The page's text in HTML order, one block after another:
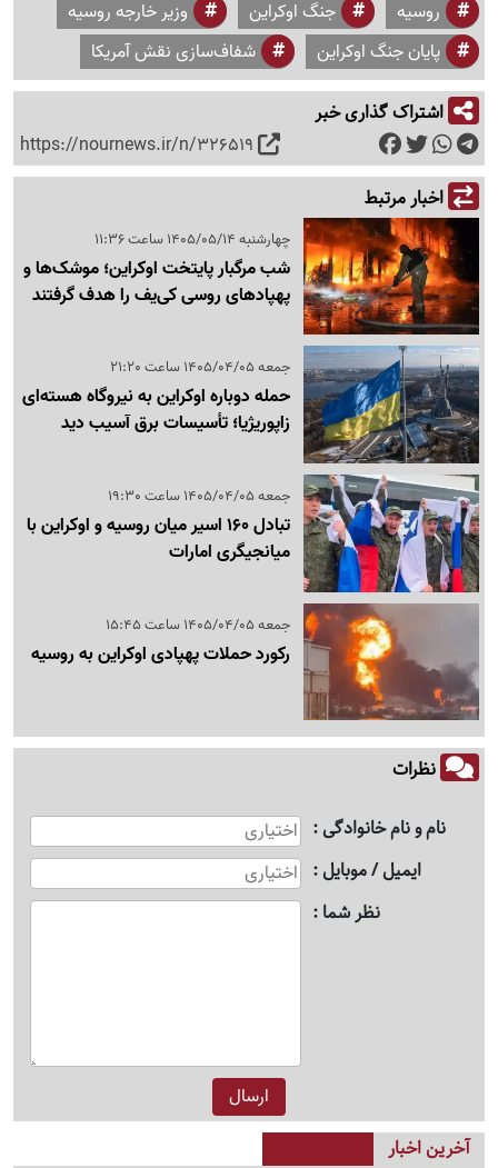
روسیه جنگ اوکراین
وزیر خارجه روسیه
پایان جنگ اوکراین
شفاف‌سازی نقش آمریکا
اشتراک گذاری خبر
https://nournews.ir/n/326519
اخبار مرتبط
چهارشنبه 1405/05/14 ساعت 11:36
شب مرگبار پایتخت اوکراین؛ موشک‌ها و
پهپادهای روسی کی‌یف را هدف گرفتند
جمعه 1405/04/05 ساعت 21:20
حمله دوباره اوکراین به نیروگاه هسته‌ای
زاپوریژیا؛ تأسیسات برق آسیب دید
جمعه 1405/04/05 ساعت 19:30
تبادل 160 اسیر میان روسیه و اوکراین با
میانجیگری امارات
جمعه 1405/04/05 ساعت 15:45
رکورد حملات پهپادی اوکراین به روسیه
نظرات
نام و نام خانوادگی
ایمیل / موبایل
نظر شما
آخرین اخبار